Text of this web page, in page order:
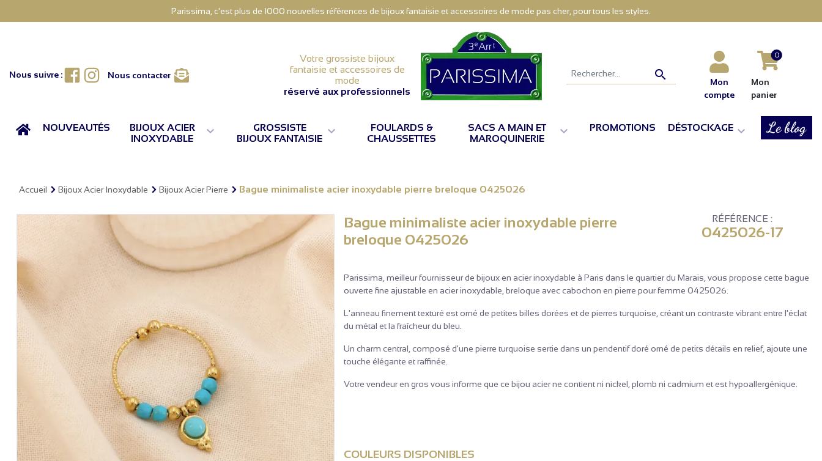
Parissima, c'est plus de 1000 nouvelles références de bijoux fantaisie et accessoires de mode pas cher, pour tous les styles.
Nous suivre : Facebook
Instagram
Nous contacter
Votre grossiste bijoux
fantaisie et accessoires de
mode
réservé aux professionnels

Mon
compte
0
Mon
panier
ACCUEILNOUVEAUTÉS
BIJOUX ACIER
INOXYDABLE

GROSSISTE
BIJOUX FANTAISIE 
FOULARDS &
CHAUSSETTES
SACS A MAIN ET
MAROQUINERIE
 PROMOTIONS DÉSTOCKAGE  Le blog
Accueil Bijoux Acier Inoxydable Bijoux Acier Pierre Bague minimaliste acier inoxydable pierre breloque 0425026
Bague minimaliste acier inoxydable pierre
breloque 0425026
RÉFÉRENCE :
0425026-17
Parissima, meilleur fournisseur de bijoux en acier inoxydable à Paris dans le quartier du Marais, vous propose cette bague
ouverte fine ajustable en acier inoxydable, breloque avec cabochon en pierre pour femme 0425026.
L'anneau finement texturé est orné de petites billes dorées et de pierres turquoise, créant un contraste vibrant entre l'éclat
du métal et la fraîcheur du bleu.
Un charm central, composé d'une pierre turquoise sertie dans un pendentif doré orné de petits détails en relief, ajoute une
touche élégante et raffinée.
Votre vendeur en gros vous informe que ce bijou acier ne contient ni nickel, plomb ni cadmium et est hypoallergénique.
COULEURS DISPONIBLES